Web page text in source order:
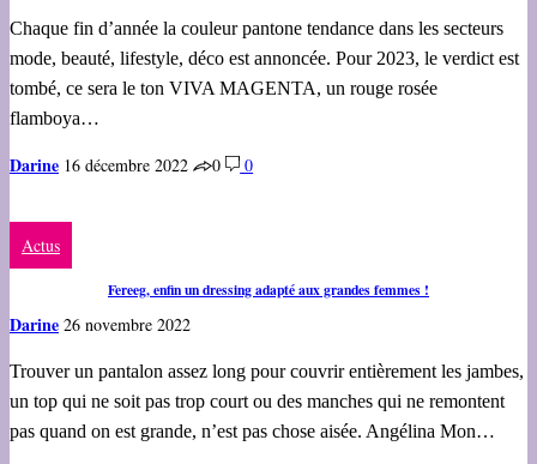
Chaque fin d’année la couleur pantone tendance dans les secteurs
mode, beauté, lifestyle, déco est annoncée. Pour 2023, le verdict est
tombé, ce sera le ton VIVA MAGENTA, un rouge rosée
flamboya…
Darine 16 décembre 2022 0 0
Actus
Fereeg, enfin un dressing adapté aux grandes femmes !
Darine 26 novembre 2022
Trouver un pantalon assez long pour couvrir entièrement les jambes,
un top qui ne soit pas trop court ou des manches qui ne remontent
pas quand on est grande, n’est pas chose aisée. Angélina Mon…